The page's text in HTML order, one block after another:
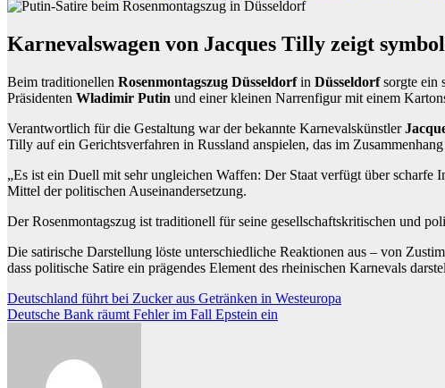
Karnevalswagen von Jacques Tilly zeigt
Beim traditionellen Rosenmontagszug Düsseldorfin Düsseldorfsorgte ein
Präsidenten Wladimir Putin und einer kleinen Narrenfigur mit einem
Verantwortlich für die Gestaltung war der bekannte Karnevalskünstler
Tilly auf ein Gerichtsverfahren in Russland anspielen, das im
„Es ist ein Duell mit sehr ungleichen Waffen: Der Staat verfügt über
Mittel der politischen Auseinandersetzung.
Der Rosenmontagszug ist traditionell für seine gesellschaftskritischen und
Die satirische Darstellung löste unterschiedliche Reaktionen aus – von
dass politische Satire ein prägendes Element des rheinischen Karnevals
Beitragsnavigation
Deutschland führt bei Zucker aus Getränken in Westeuropa
Deutsche Bank räumt Fehler im Fall Epstein ein